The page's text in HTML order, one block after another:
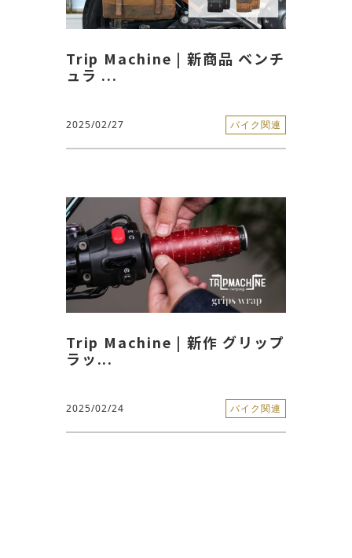
Trip Machine | 新商品 ベンチ
ュラ ...
2025/02/27 バイク関連
Trip Machine | 新作 グリップ
ラッ...
2025/02/24 バイク関連